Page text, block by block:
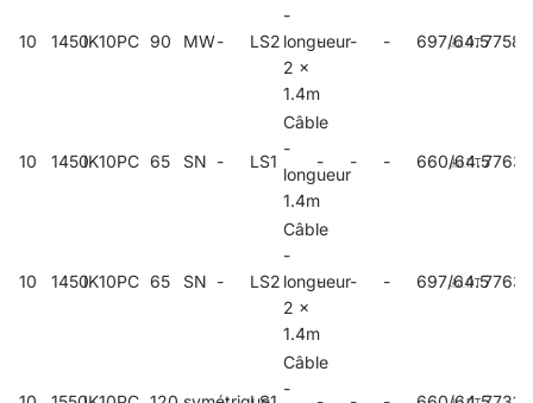
10 1450IK10PC 90 MW- LS2
-
longueur
2 x
1.4m
- - - 697/64.5
10 1450IK10PC 65 SN - LS1
Câble
-
longueur
1.4m
- - - 660/64.5
10 1450IK10PC 65 SN - LS2
Câble
-
longueur
2 x
1.4m
- - - 697/64.5
Câble
-